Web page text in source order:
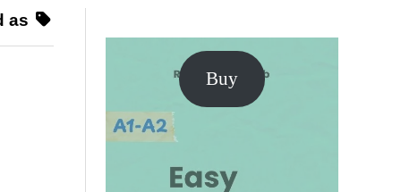
Buy